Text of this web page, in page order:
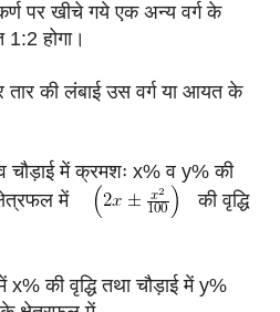
पर खीचे गये एक अन्य वर्ग के
होगा।
तार की लंबाई उस वर्ग या आयत के
चौड़ाई में क्रमशः x% व y% की
में
की वृद्धि
की वृद्धि तथा चौड़ाई में y%